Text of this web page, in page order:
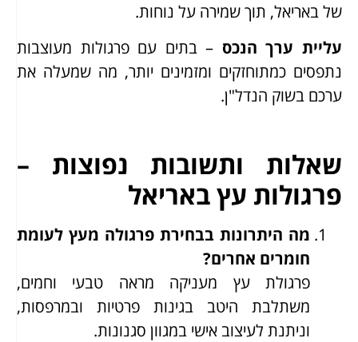
של באריאל, תוך שמירה על נוחות.
עליית ערך הנכס – בתים עם פרגולות מעוצבות
נתפסים כמתוחזקים ומזמינים יותר, מה שמעלה את
ערכם בשוק הנדל"ן.
שאלות ותשובות נפוצות –
פרגולות עץ באריאל
מה היתרונות בבחירת פרגולה מעץ לעומת
חומרים אחרים?
פרגולת עץ מעניקה מראה טבעי וחמים,
משתלבת היטב בגינות פרטיות ובמרפסות,
וניתנת לעיצוב אישי במגוון סגנונות.